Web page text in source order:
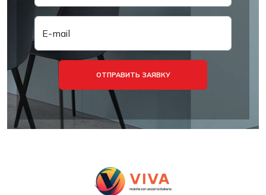
E-mail
ОТПРАВИТЬ ЗАЯВКУ